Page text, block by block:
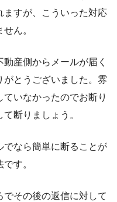
ますが、こういった対応
ん。
産側からメールが届く
とうございました。雰
いなかったのでお断り
断りましょう。
でなら簡単に断ることが
す。
その後の返信に対して